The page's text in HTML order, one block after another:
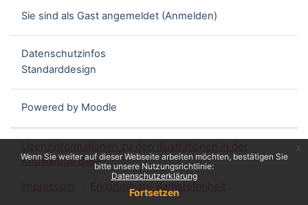
Wenn Sie weiter auf dieser Webseite arbeiten möchten, bestätigen Sie
bitte unsere Nutzungsrichtlinie:
Datenschutzerklärung
Fortsetzen
Sie sind als Gast angemeldet (Anmelden)
Datenschutzinfos
Standarddesign
Powered by Moodle
Knowledge Base
Erklärung zur Barrierefreiheit